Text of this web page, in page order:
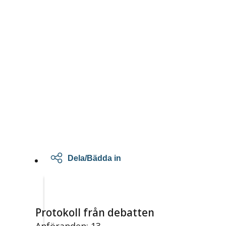
Dela/Bädda in
Protokoll från debatten